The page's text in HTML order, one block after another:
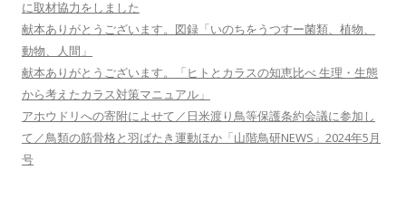
に取材協力をしました
献本ありがとうございます。図録「いのちをうつすー菌類、植物、
動物、人間」
献本ありがとうございます。「ヒトとカラスの知恵比べ 生理・生態
から考えたカラス対策マニュアル」
アホウドリへの寄附によせて／日米渡り鳥等保護条約会議に参加し
て／鳥類の筋骨格と羽ばたき運動ほか「山階鳥研NEWS」2024年5月
号